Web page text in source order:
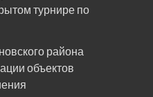
турнире по
района
объектов